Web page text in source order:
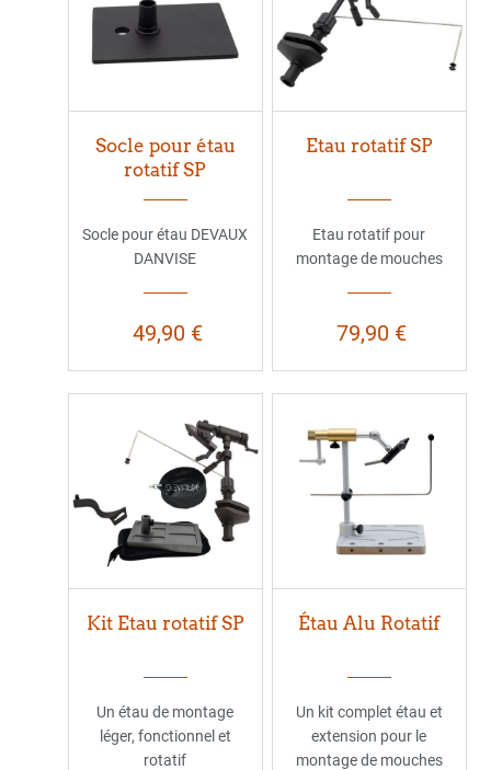
Socle pour étau
rotatif SP
Socle pour étau DEVAUX
DANVISE
49,90 €
Etau rotatif SP
Etau rotatif pour
montage de mouches
79,90 €
Kit Etau rotatif SP
Un étau de montage
léger, fonctionnel et
rotatif
Étau Alu Rotatif
Un kit complet étau et
extension pour le
montage de mouches